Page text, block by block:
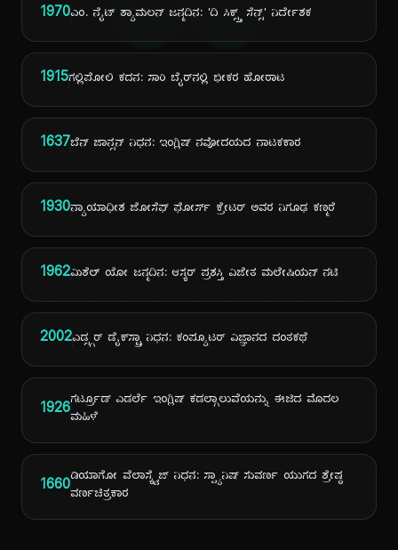
1970ಎಂ. ನೈಟ್ ಶ್ಯಾಮಲನ್ ಜನ್ಮದಿನ: 'ದಿ ಸಿಕ್ಸ್ತ್ ಸೆನ್ಸ್' ನಿರ್ದೇಶಕ
1915ಗಲ್ಲಿಪೋಲಿ ಕದನ: ಸಾರಿ ಬೈರ್‌ನಲ್ಲಿ ಭೀಕರ ಹೋರಾಟ
1637ಬೆನ್ ಜಾನ್ಸನ್ ನಿಧನ: ಇಂಗ್ಲಿಷ್ ನವೋದಯದ ನಾಟಕಕಾರ
1930ನ್ಯಾಯಾಧೀಶ ಜೋಸೆಫ್ ಫೋರ್ಸ್ ಕ್ರೇಟರ್ ಅವರ ನಿಗೂಢ ಕಣ್ಮರೆ
1962ಮಿಶೆಲ್ ಯೋ ಜನ್ಮದಿನ: ಆಸ್ಕರ್ ಪ್ರಶಸ್ತಿ ವಿಜೇತ ಮಲೇಷಿಯನ್ ನಟಿ
2002ಎಡ್ಸ್ಗರ್ ಡೈಕ್‌ಸ್ಟ್ರಾ ನಿಧನ: ಕಂಪ್ಯೂಟರ್ ವಿಜ್ಞಾನದ ದಂತಕಥೆ
1926ಗರ್ಟ್ರೂಡ್ ಎಡರ್ಲೆ ಇಂಗ್ಲಿಷ್ ಕಡಲ್ಗಾಲುವೆಯನ್ನು ಈಜಿದ ಮೊದಲ
ಮಹಿಳೆ
1660ಡಿಯಾಗೋ ವೆಲಾಸ್ಕ್ವೆಜ್ ನಿಧನ: ಸ್ಪ್ಯಾನಿಷ್ ಸುವರ್ಣ ಯುಗದ ಶ್ರೇಷ್ಠ
ವರ್ಣಚಿತ್ರಕಾರ